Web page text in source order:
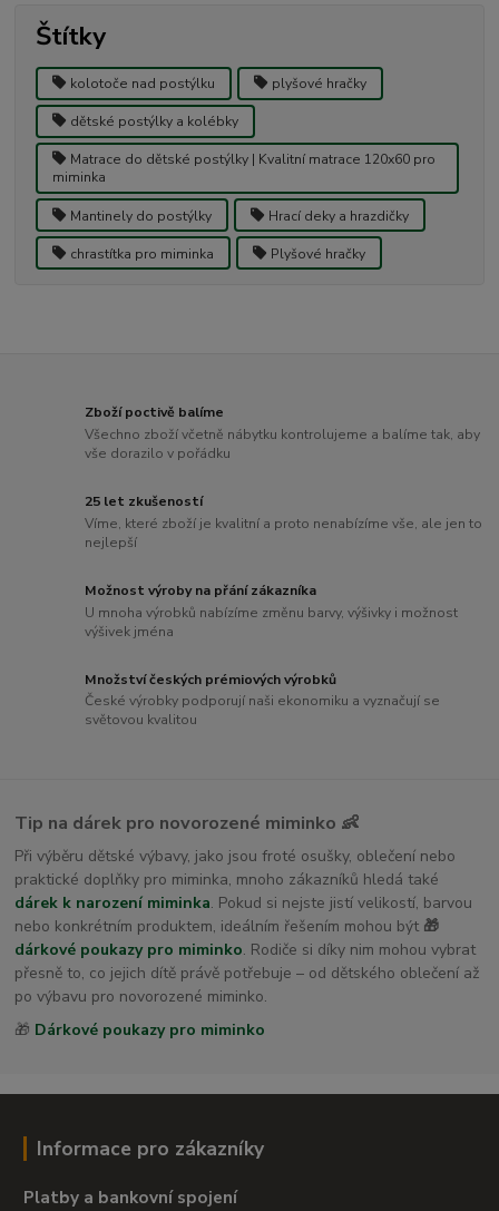
Štítky
kolotoče nad postýlku plyšové hračky
dětské postýlky a kolébky
Matrace do dětské postýlky | Kvalitní matrace 120x60 pro
miminka
Mantinely do postýlky Hrací deky a hrazdičky
chrastítka pro miminka Plyšové hračky
Zboží poctivě balíme
Všechno zboží včetně nábytku kontrolujeme a balíme tak, aby
vše dorazilo v pořádku
25 let zkušeností
Víme, které zboží je kvalitní a proto nenabízíme vše, ale jen to
nejlepší
Možnost výroby na přání zákazníka
U mnoha výrobků nabízíme změnu barvy, výšivky i možnost
výšivek jména
Množství českých prémiových výrobků
České výrobky podporují naši ekonomiku a vyznačují se
světovou kvalitou
Tip na dárek pro novorozené miminko 👶
Při výběru dětské výbavy, jako jsou froté osušky, oblečení nebo
praktické doplňky pro miminka, mnoho zákazníků hledá také
dárek k narození miminka. Pokud si nejste jistí velikostí, barvou
nebo konkrétním produktem, ideálním řešením mohou být 🎁
dárkové poukazy pro miminko. Rodiče si díky nim mohou vybrat
přesně to, co jejich dítě právě potřebuje – od dětského oblečení až
po výbavu pro novorozené miminko.
🎁 Dárkové poukazy pro miminko
Informace pro zákazníky
Platby a bankovní spojení